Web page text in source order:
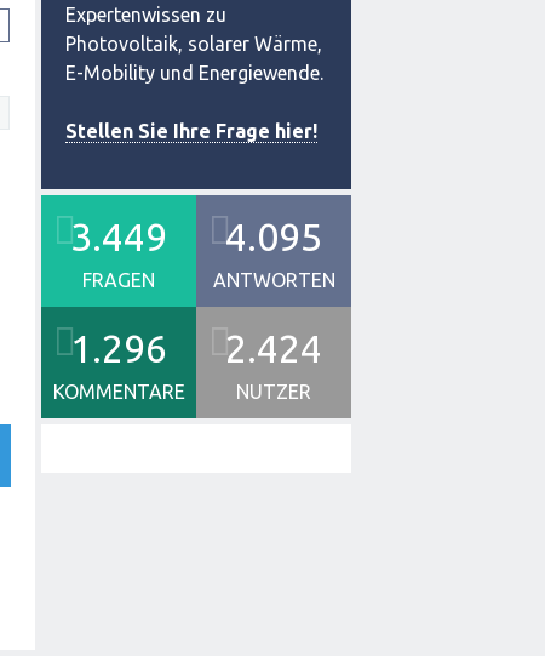
Expertenwissen zu
Photovoltaik, solarer Wärme,
E-Mobility und Energiewende.
Stellen Sie Ihre Frage hier!
3.449
FRAGEN
4.095
ANTWORTEN
1.296
KOMMENTARE
2.424
NUTZER